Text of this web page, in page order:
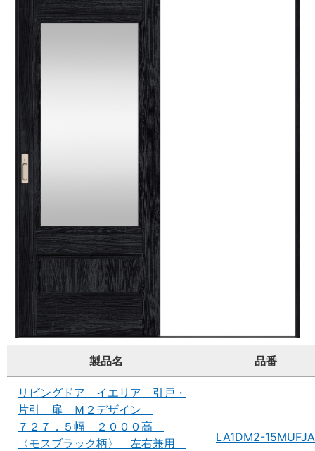
製品名 品番
リビングドア イエリア 引戸・
片引 扉 Ｍ２デザイン
７２７．５幅 ２０００高
〈モスブラック柄〉 左右兼用
LA1DM2-15MUFJA